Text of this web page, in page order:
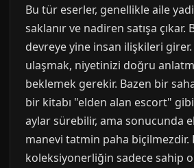
Bu tür eserler, genellikle aile
saklanır ve nadiren satışa çıkar.
devreye yine insan ilişkileri
ulaşmak, niyetinizi doğru
beklemek gerekir. Bazen bir
bir kitabı "elden alan escort"
aylar sürebilir, ama sonucunda
manevi tatmin paha biçilmezdir.
koleksiyonerliğin sadece sahip